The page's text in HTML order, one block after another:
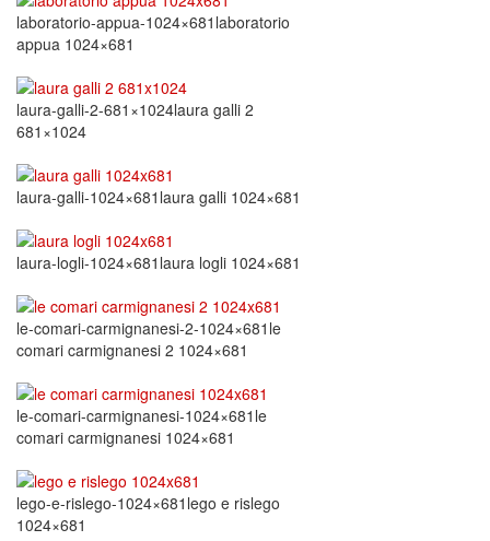
laboratorio-appua-1024×681laboratorio
appua 1024×681
laura-galli-2-681×1024laura galli 2
681×1024
laura-galli-1024×681laura galli 1024×681
laura-logli-1024×681laura logli 1024×681
le-comari-carmignanesi-2-1024×681le
comari carmignanesi 2 1024×681
le-comari-carmignanesi-1024×681le
comari carmignanesi 1024×681
lego-e-rislego-1024×681lego e rislego
1024×681